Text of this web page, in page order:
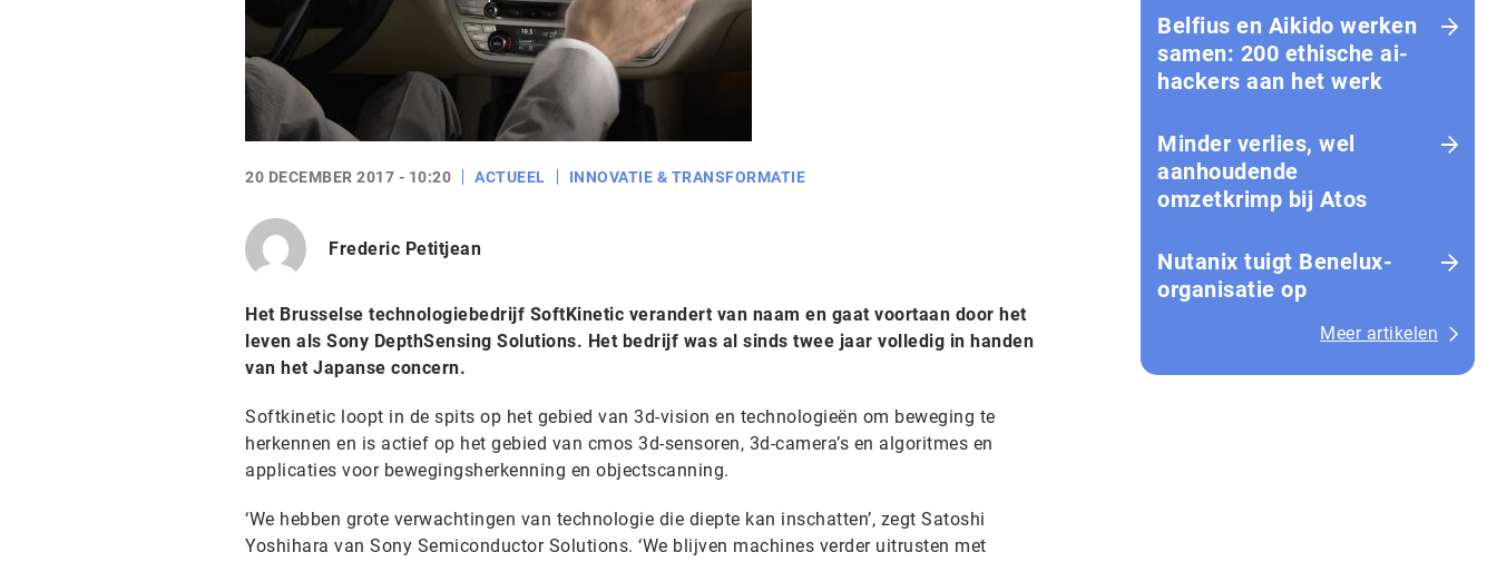
20 DECEMBER 2017 - 10:20 ACTUEEL INNOVATIE & TRANSFORMATIE
Frederic Petitjean
Het Brusselse technologiebedrijf SoftKinetic verandert van naam en gaat voortaan door het
leven als Sony DepthSensing Solutions. Het bedrijf was al sinds twee jaar volledig in handen
van het Japanse concern.
Softkinetic loopt in de spits op het gebied van 3d-vision en technologieën om beweging te
herkennen en is actief op het gebied van cmos 3d-sensoren, 3d-camera’s en algoritmes en
applicaties voor bewegingsherkenning en objectscanning.
‘We hebben grote verwachtingen van technologie die diepte kan inschatten’, zegt Satoshi
Yoshihara van Sony Semiconductor Solutions. ‘We blijven machines verder uitrusten met
Belfius en Aikido werken
samen: 200 ethische ai-
hackers aan het werk
Minder verlies, wel
aanhoudende
omzetkrimp bij Atos
Nutanix tuigt Benelux-
organisatie op
Meer artikelen